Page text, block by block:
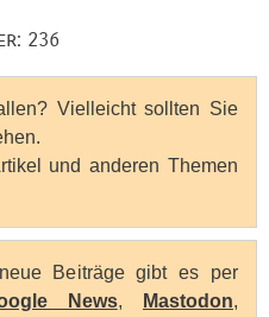
236
Vielleicht sollten Sie
und anderen Themen
Beiträge gibt es per
News, Mastodon,